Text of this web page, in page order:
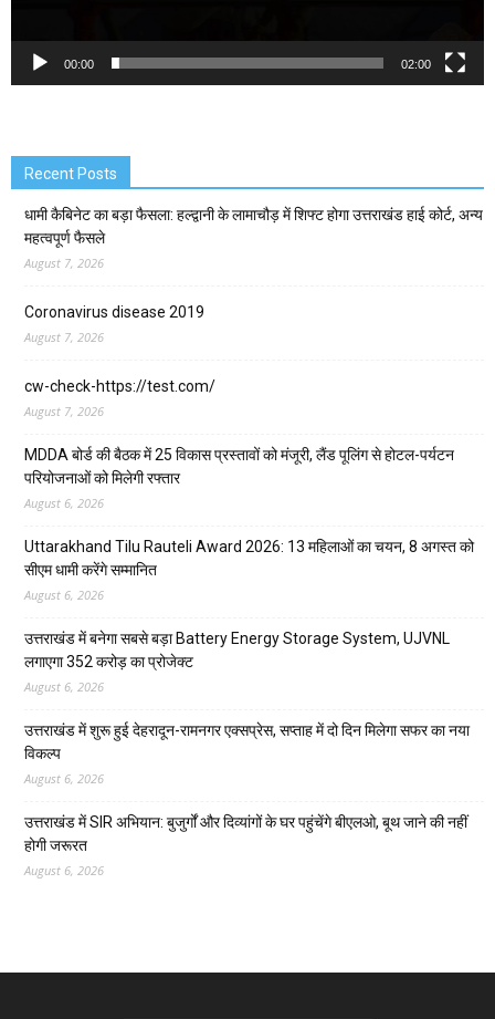
00:00 02:00
Recent Posts
धामी कैबिनेट का बड़ा फैसला: हल्द्वानी के लामाचौड़ में शिफ्ट होगा उत्तराखंड हाई कोर्ट, अन्य
महत्वपूर्ण फैसले
August 7, 2026
Coronavirus disease 2019
August 7, 2026
cw-check-https://test.com/
August 7, 2026
MDDA बोर्ड की बैठक में 25 विकास प्रस्तावों को मंजूरी, लैंड पूलिंग से होटल-पर्यटन
परियोजनाओं को मिलेगी रफ्तार
August 6, 2026
Uttarakhand Tilu Rauteli Award 2026: 13 महिलाओं का चयन, 8 अगस्त को
सीएम धामी करेंगे सम्मानित
August 6, 2026
उत्तराखंड में बनेगा सबसे बड़ा Battery Energy Storage System, UJVNL
लगाएगा 352 करोड़ का प्रोजेक्ट
August 6, 2026
उत्तराखंड में शुरू हुई देहरादून-रामनगर एक्सप्रेस, सप्ताह में दो दिन मिलेगा सफर का नया
विकल्प
August 6, 2026
उत्तराखंड में SIR अभियान: बुजुर्गों और दिव्यांगों के घर पहुंचेंगे बीएलओ, बूथ जाने की नहीं
होगी जरूरत
August 6, 2026